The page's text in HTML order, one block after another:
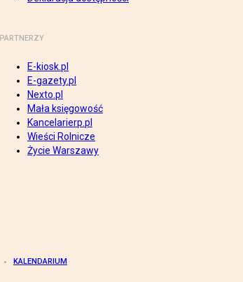
PARTNERZY
E-kiosk.pl
E-gazety.pl
Nexto.pl
Mała księgowość
Kancelarierp.pl
Wieści Rolnicze
Życie Warszawy
KALENDARIUM